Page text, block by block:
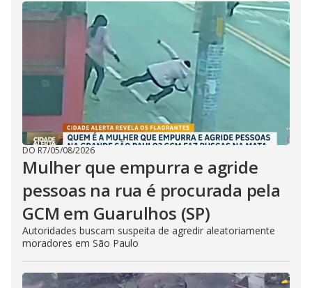
DO R7/05/08/2026
Mulher que empurra e agride
pessoas na rua é procurada pela
GCM em Guarulhos (SP)
Autoridades buscam suspeita de agredir aleatoriamente
moradores em São Paulo